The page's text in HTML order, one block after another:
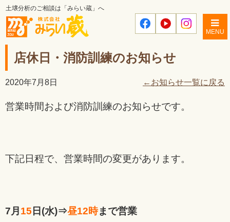
土壌分析のご相談は「みらい蔵」へ
MENU
店休日・消防訓練のお知らせ
2020年7月8日 ←お知らせ一覧に戻る
営業時間および消防訓練のお知らせです。
下記日程で、営業時間の変更があります。
7月 15 日(水)⇒昼12時まで営業